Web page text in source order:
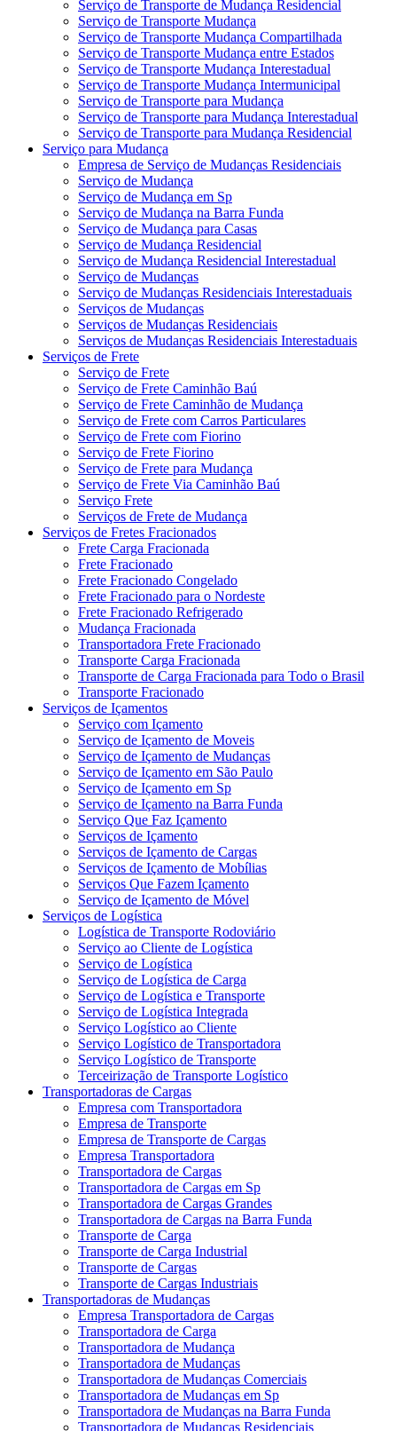
Serviço de Transporte de Mudança Residencial
Serviço de Transporte Mudança
Serviço de Transporte Mudança Compartilhada
Serviço de Transporte Mudança entre Estados
Serviço de Transporte Mudança Interestadual
Serviço de Transporte Mudança Intermunicipal
Serviço de Transporte para Mudança
Serviço de Transporte para Mudança Interestadual
Serviço de Transporte para Mudança Residencial
Serviço para Mudança
Empresa de Serviço de Mudanças Residenciais
Serviço de Mudança
Serviço de Mudança em Sp
Serviço de Mudança na Barra Funda
Serviço de Mudança para Casas
Serviço de Mudança Residencial
Serviço de Mudança Residencial Interestadual
Serviço de Mudanças
Serviço de Mudanças Residenciais Interestaduais
Serviços de Mudanças
Serviços de Mudanças Residenciais
Serviços de Mudanças Residenciais Interestaduais
Serviços de Frete
Serviço de Frete
Serviço de Frete Caminhão Baú
Serviço de Frete Caminhão de Mudança
Serviço de Frete com Carros Particulares
Serviço de Frete com Fiorino
Serviço de Frete Fiorino
Serviço de Frete para Mudança
Serviço de Frete Via Caminhão Baú
Serviço Frete
Serviços de Frete de Mudança
Serviços de Fretes Fracionados
Frete Carga Fracionada
Frete Fracionado
Frete Fracionado Congelado
Frete Fracionado para o Nordeste
Frete Fracionado Refrigerado
Mudança Fracionada
Transportadora Frete Fracionado
Transporte Carga Fracionada
Transporte de Carga Fracionada para Todo o Brasil
Transporte Fracionado
Serviços de Içamentos
Serviço com Içamento
Serviço de Içamento de Moveis
Serviço de Içamento de Mudanças
Serviço de Içamento em São Paulo
Serviço de Içamento em Sp
Serviço de Içamento na Barra Funda
Serviço Que Faz Içamento
Serviços de Içamento
Serviços de Içamento de Cargas
Serviços de Içamento de Mobílias
Serviços Que Fazem Içamento
Serviço de Içamento de Móvel
Serviços de Logística
Logística de Transporte Rodoviário
Serviço ao Cliente de Logística
Serviço de Logística
Serviço de Logística de Carga
Serviço de Logística e Transporte
Serviço de Logística Integrada
Serviço Logístico ao Cliente
Serviço Logístico de Transportadora
Serviço Logístico de Transporte
Terceirização de Transporte Logístico
Transportadoras de Cargas
Empresa com Transportadora
Empresa de Transporte
Empresa de Transporte de Cargas
Empresa Transportadora
Transportadora de Cargas
Transportadora de Cargas em Sp
Transportadora de Cargas Grandes
Transportadora de Cargas na Barra Funda
Transporte de Carga
Transporte de Carga Industrial
Transporte de Cargas
Transporte de Cargas Industriais
Transportadoras de Mudanças
Empresa Transportadora de Cargas
Transportadora de Carga
Transportadora de Mudança
Transportadora de Mudanças
Transportadora de Mudanças Comerciais
Transportadora de Mudanças em Sp
Transportadora de Mudanças na Barra Funda
Transportadora de Mudanças Residenciais